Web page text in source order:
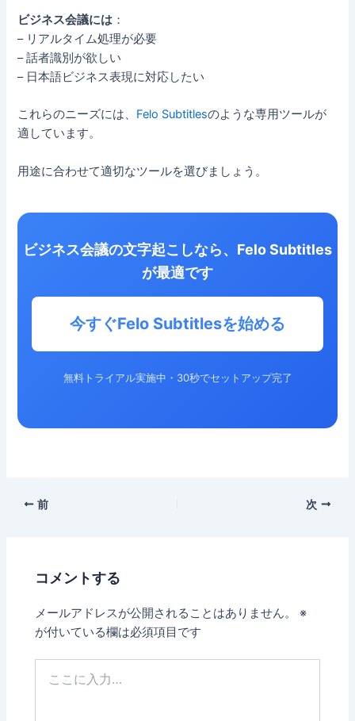
ビジネス会議には ：
– リアルタイム処理が必要
– 話者識別が欲しい
– 日本語ビジネス表現に対応したい
これらのニーズには、 Felo Subtitlesのような専用ツールが
適しています。
用途に合わせて適切なツールを選びましょう。
ビジネス会議の文字起こしなら、Felo Subtitles
が最適です
今すぐFelo Subtitlesを始める
無料トライアル実施中・30秒でセットアップ完了
前 次
コメントする
メールアドレスが公開されることはありません。
※
が付いている欄は必須項目です